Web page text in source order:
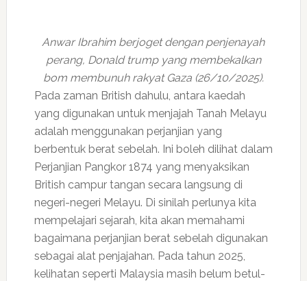
Anwar Ibrahim berjoget dengan penjenayah
perang, Donald trump yang membekalkan
bom membunuh rakyat Gaza (26/10/2025).
Pada zaman British dahulu, antara kaedah
yang digunakan untuk menjajah Tanah Melayu
adalah menggunakan perjanjian yang
berbentuk berat sebelah. Ini boleh dilihat dalam
Perjanjian Pangkor 1874 yang menyaksikan
British campur tangan secara langsung di
negeri-negeri Melayu. Di sinilah perlunya kita
mempelajari sejarah, kita akan memahami
bagaimana perjanjian berat sebelah digunakan
sebagai alat penjajahan. Pada tahun 2025,
kelihatan seperti Malaysia masih belum betul-